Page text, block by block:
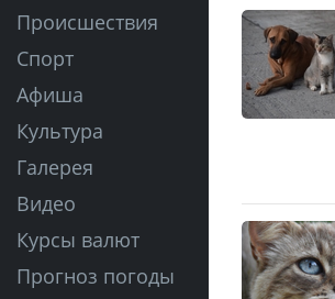
Происшествия
Спорт
Афиша
Культура
Галерея
Видео
Курсы валют
Прогноз погоды